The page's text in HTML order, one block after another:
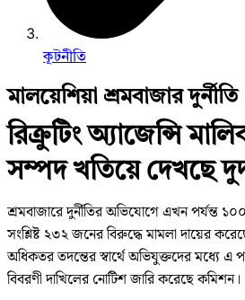
কূটনীতি
মালয়েশিয়া শ্রমবাজার দুর্নীতি
রিক্রুটিং অ্যাজেন্সি
সম্পদ খতিয়ে দেখছে
শ্রমবাজারে দুর্নীতির অভিযোগে এখন পর্যন্ত
সংশ্লিষ্ট ২৩২ জনের বিরুদ্ধে মামলা দায়ের
অধিকতর তদন্তের স্বার্থে অভিযুক্তদের মধ্যে
বিবরণী দাখিলের নোটিশ জারি করেছে কমিশন।